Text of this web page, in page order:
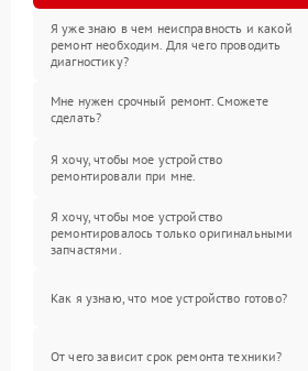
Я уже знаю в чем неисправность и какой
ремонт необходим. Для чего проводить
диагностику?
Мне нужен срочный ремонт. Сможете
сделать?
Я хочу, чтобы мое устройство
ремонтировали при мне.
Я хочу, чтобы мое устройство
ремонтировалось только оригинальными
запчастями.
Как я узнаю, что мое устройство готово?
От чего зависит срок ремонта техники?